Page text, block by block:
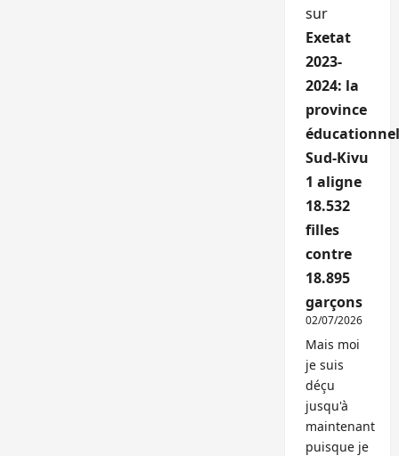
sur
Exetat
2023-
2024: la
province
Sud-Kivu
1 aligne
18.532
filles
contre
18.895
garçons
02/07/2026
Mais moi
je suis
déçu
jusqu'à
maintenant
puisque je